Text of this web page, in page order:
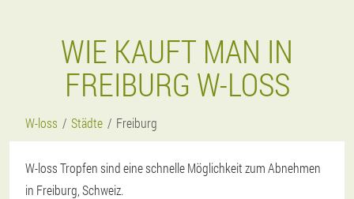
WIE KAUFT MAN IN
FREIBURG W-LOSS
W-loss Städte Freiburg
W-loss Tropfen sind eine schnelle Möglichkeit zum Abnehmen
in Freiburg, Schweiz.